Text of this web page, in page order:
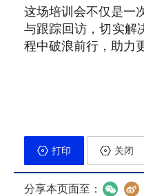
这场培训会不仅是一
与跟踪回访，切实解
程中破浪前行，助力
打印 关闭
分享本页面至：